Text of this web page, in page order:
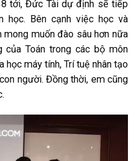
8 tới, Đức Tài dự định sẽ tiếp
học. Bên cạnh việc học và
mong muốn đào sâu hơn nữa
Toán trong các bộ môn
học máy tính, Trí tuệ nhân tạo
người. Đồng thời, em cũng